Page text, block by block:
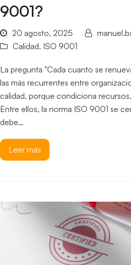
9001?
20 agosto, 2025
Calidad, ISO 9001
La pregunta "Cada cuanto se
las más recurrentes entre
calidad, porque condiciona
Entre ellos, la norma ISO 9001 se
debe…
Leer más